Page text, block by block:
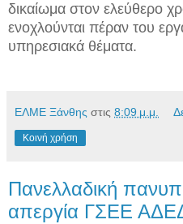
δικαίωμα στον ελεύθερο
ενοχλούνται πέραν του
υπηρεσιακά θέματα.
ΕΛΜΕ Ξάνθης στις 8:09 μ.μ.
Κοινή χρήση
Πανελλαδική
απεργία ΓΣΕΕ